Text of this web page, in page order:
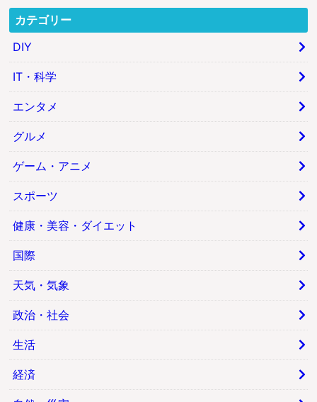
カテゴリー
DIY
IT・科学
エンタメ
グルメ
ゲーム・アニメ
スポーツ
健康・美容・ダイエット
国際
天気・気象
政治・社会
生活
経済